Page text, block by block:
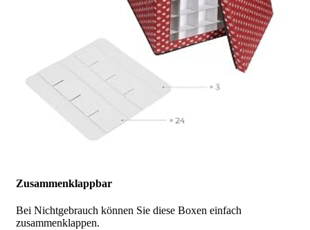
Zusammenklappbar
Bei Nichtgebrauch können Sie diese Boxen einfach
zusammenklappen.